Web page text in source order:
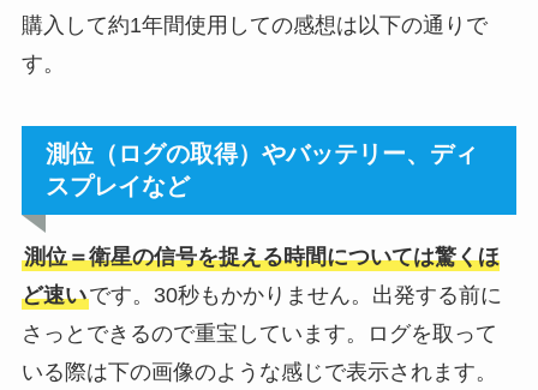
購入して約1年間使用しての感想は以下の通りで
す。
測位（ログの取得）やバッテリー、ディ
スプレイなど
測位＝衛星の信号を捉える時間については驚くほ
ど速いです。30秒もかかりません。出発する前に
さっとできるので重宝しています。ログを取って
いる際は下の画像のような感じで表示されます。